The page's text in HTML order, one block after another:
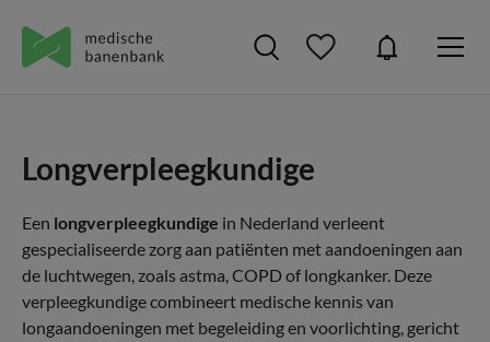
Longverpleegkundige
Een longverpleegkundige in Nederland verleent
gespecialiseerde zorg aan patiënten met aandoeningen aan
de luchtwegen, zoals astma, COPD of longkanker. Deze
verpleegkundige combineert medische kennis van
longaandoeningen met begeleiding en voorlichting, gericht